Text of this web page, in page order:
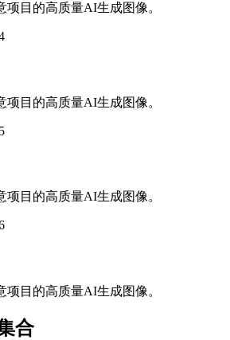
目的高质量AI生成图像。
目的高质量AI生成图像。
目的高质量AI生成图像。
目的高质量AI生成图像。
合